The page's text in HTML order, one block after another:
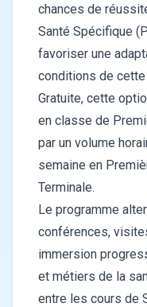
chances de
Santé Spécifique
favoriser une
conditions de
Gratuite, cette
en classe de
par un volume
semaine en
Terminale.
Le programme
conférences,
immersion
et métiers de la
entre les cours de